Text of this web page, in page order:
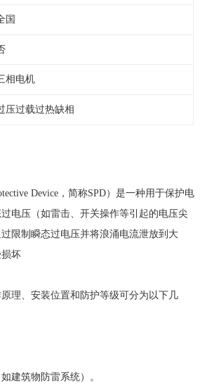
国
相电机
压过载过热缺相
Device，简称SPD）是一种用于保护电
电压（如雷击、开关操作等引起的电压尖
限制瞬态过电压并将浪涌电流泄放到大
坏
理、安装位置和防护等级可分为以下几
建筑物防雷系统）。